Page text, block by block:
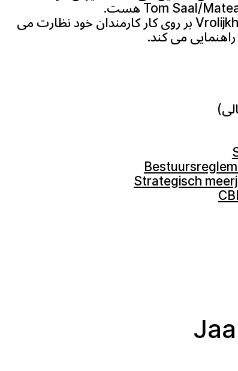
هیئت مدیره بنیاد Vrolijkheid بر روی كار كارمندان خود نظارت می
راهنمایی می کند.
Strategisch